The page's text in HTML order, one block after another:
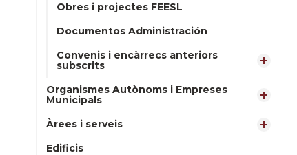
Obres i projectes FEESL
Documentos Administración
Convenis i encàrrecs anteriors
subscrits
Organismes Autònoms i Empreses
Municipals
Àrees i serveis
Edificis